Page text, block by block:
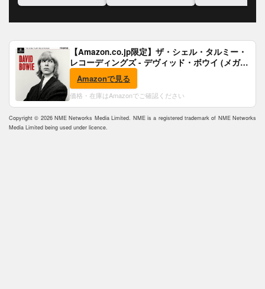
【Amazon.co.jp限定】ザ・シェル・タルミー・
レコーディングズ - デヴィッド・ボウイ (メガジ
ャケ付)
Amazonで見る
価格・在庫はAmazonでご確認ください
Copyright © 2026 NME Networks Media Limited. NME is a registered trademark of NME Networks
Media Limited being used under licence.